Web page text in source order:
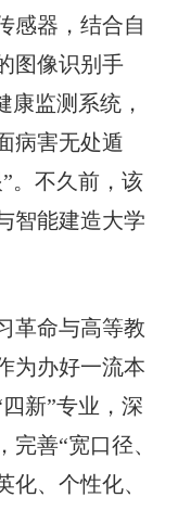
感器，结合自
图像识别手
康监测系统，
病害无处遁
。不久前，该
智能建造大学
革命与高等教
为办好一流本
新”专业，深
善“宽口径、
化、个性化、